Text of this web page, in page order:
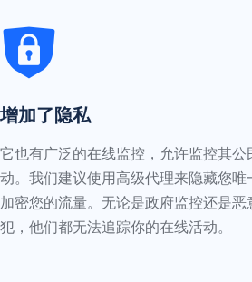
增加了隐私
它也有广泛的在线监控，允许监控其公
动。我们建议使用高级代理来隐藏您
加密您的流量。无论是政府监控还是恶
犯，他们都无法追踪你的在线活动。